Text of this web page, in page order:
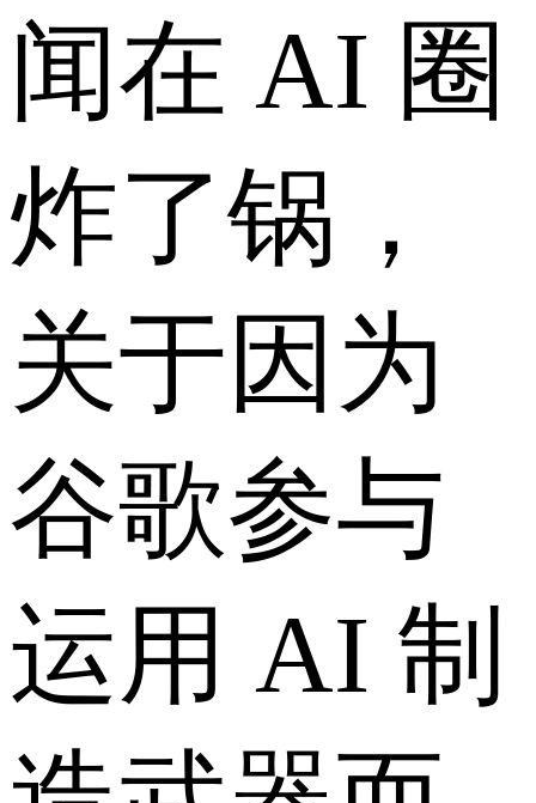
闻在 AI 圈
炸了锅，
关于因为
谷歌参与
运用 AI 制